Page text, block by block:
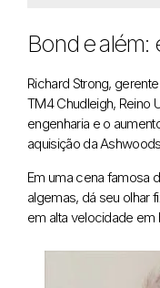
Bond e além:
Richard Strong,
TM4 Chudleigh, Reino
engenharia e o
aquisição da
Em uma cena famosa
algemas, dá seu olhar
em alta velocidade em